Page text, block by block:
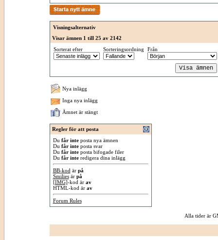
Visningsalternativ
Visar ämnen 1 till 25 av 2142
Sorterat efter
Sorteringsordning Från
Nya inlägg
Inga nya inlägg
Ämnet är stängt
Regler för att posta
Du får inteposta nya ämnen
Du får inteposta svar
Du får inteposta bifogade filer
Du får interedigera dina inlägg
BB-kod är på
Smiliesär på
[IMG]-kod är av
HTML-kod är av
Forum Rules
Alla tider är